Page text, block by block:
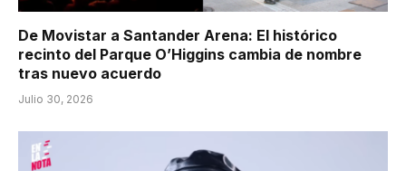
De Movistar a Santander Arena: El histórico
recinto del Parque O’Higgins cambia de nombre
tras nuevo acuerdo
Julio 30, 2026